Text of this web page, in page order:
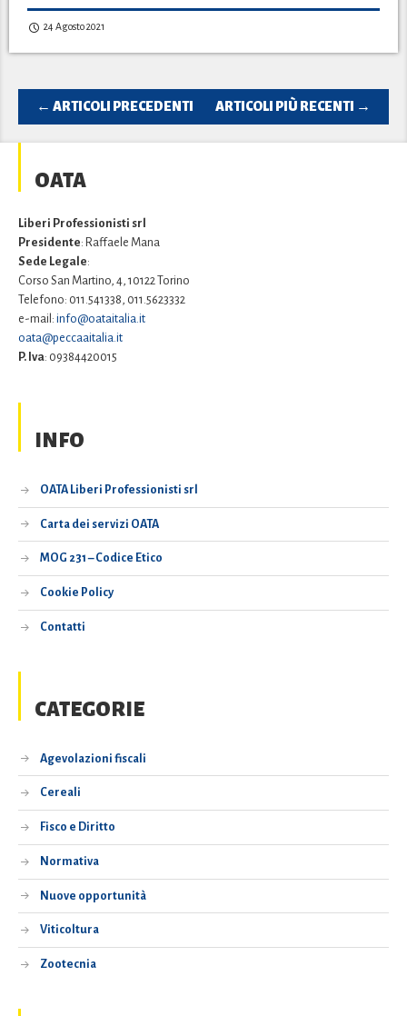
24 Agosto 2021
← ARTICOLI PRECEDENTI ARTICOLI PIÙ RECENTI →
OATA
Liberi Professionisti srl
Presidente: Raffaele Mana
Sede Legale:
Corso San Martino, 4, 10122 Torino
Telefono: 011.541338, 011.5623332
e-mail: info@oataitalia.it
oata@peccaaitalia.it
P. Iva: 09384420015
INFO
OATA Liberi Professionisti srl
Carta dei servizi OATA
MOG 231 – Codice Etico
Cookie Policy
Contatti
CATEGORIE
Agevolazioni fiscali
Cereali
Fisco e Diritto
Normativa
Nuove opportunità
Viticoltura
Zootecnia